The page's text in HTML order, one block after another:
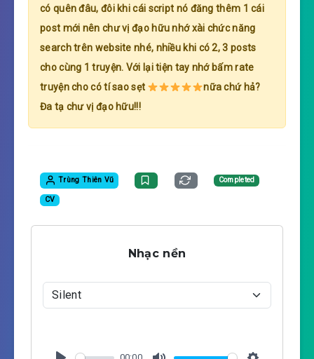
có quên đâu, đôi khi cái script nó đăng thêm 1 cái
post mới nên chư vị đạo hữu nhớ xài chức năng
search trên website nhé, nhiều khi có 2, 3 posts
cho cùng 1 truyện. Với lại tiện tay nhớ bấm rate
truyện cho có tí sao sẹt
nữa chứ hả?
Đa tạ chư vị đạo hữu!!!
Trùng Thiên Vũ Completed
CV
Nhạc nền